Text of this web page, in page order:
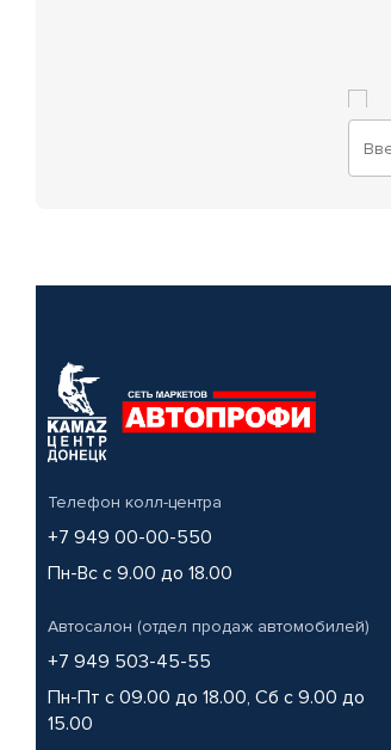
Телефон колл-центра
+7 949 00-00-550
Пн-Вс с 9.00 до 18.00
Автосалон (отдел продаж автомобилей)
+7 949 503-45-55
Пн-Пт с 09.00 до 18.00, Сб с 9.00 до
15.00